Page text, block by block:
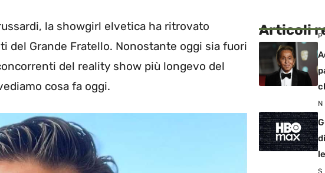
la showgirl elvetica ha ritrovato
del Grande Fratello. Nonostante oggi sia fuori
del reality show più longevo del
cosa fa oggi.
Articoli